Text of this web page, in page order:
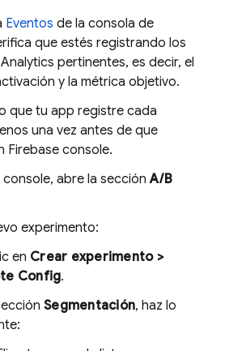
Eventos de la consola de
que estés registrando los
pertinentes, es decir, el
y la métrica objetivo.
que tu app registre cada
una vez antes de que
Firebase console.
console, abre la secciónA/B
experimento:
en Crear experimento >
Config.
Segmentación, haz lo